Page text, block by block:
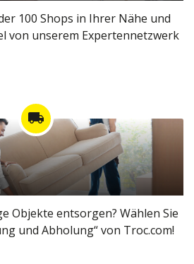
100 Shops in Ihrer Nähe und
von unserem Expertennetzwerk
local_shipping
Objekte entsorgen? Wählen Sie
und Abholung“ von Troc.com!